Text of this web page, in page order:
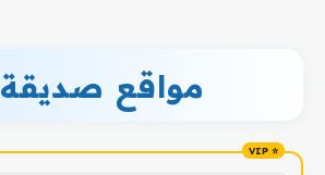
مواقع صديقة